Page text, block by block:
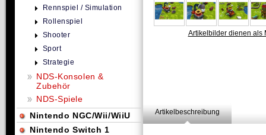
Artikelbilder dienen als
Artikelbeschreibung
Rennspiel / Simulation
Rollenspiel
Shooter
Sport
Strategie
NDS-Konsolen &
Zubehör
NDS-Spiele
Nintendo NGC/Wii/WiiU
Nintendo Switch 1